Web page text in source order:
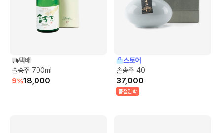
택배
솔송주 700ml
9%18,000
스토어
솔송주 40
37,000
품절임박